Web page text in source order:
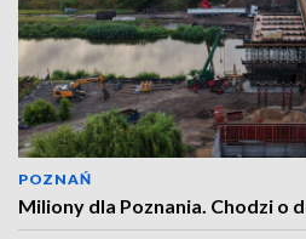
POZNAŃ
Miliony dla Poznania. Chodzi o